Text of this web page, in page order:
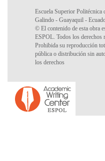
Escuela Superior
Galindo - Guayaquil -
© El contenido de esta obra
ESPOL. Todos los derechos
Prohibida su reproducción
pública o distribución sin
los derechos